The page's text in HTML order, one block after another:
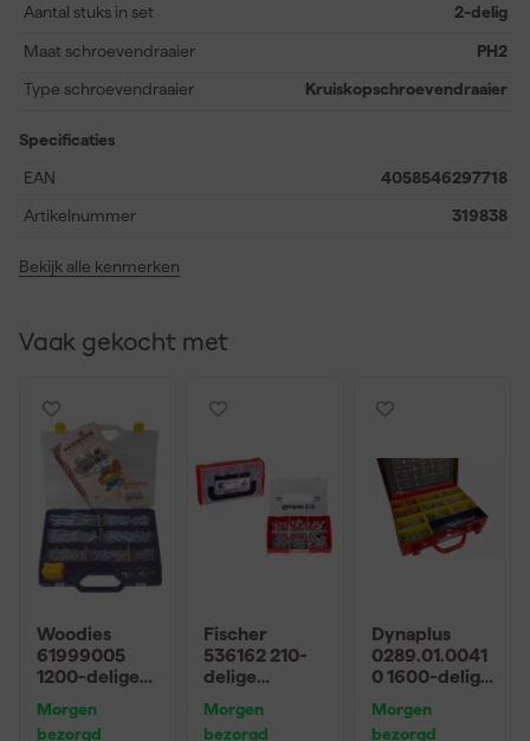
draaikracht, zonder in te boeten op comfort. Of je nu een
Milwaukee 4932471872 voldoet met gemak aan je eisen.
Aantal stuks in set
2-delig
Maat schroevendraaier PH2
Type schroevendraaier Kruiskopschroevendraaier
Specificaties
EAN
4058546297718
Artikelnummer 319838
Bekijk alle kenmerken
Vaak gekocht met
Woodies
61999005
1200-delige
Schroeven in
Morgen
bezorgd
Fischer
536162 210-
delige
DuoPower
Morgen
bezorgd
Dynaplus
0289.01.0041
0 1600-delige
hroevenset -
Morgen
bezorgd